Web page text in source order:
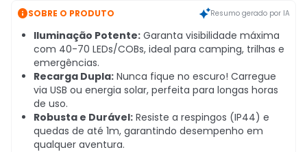
SOBRE O PRODUTO Resumo gerado por IA
Iluminação Potente: Garanta visibilidade máxima
com 40-70 LEDs/COBs, ideal para camping, trilhas e
emergências.
Recarga Dupla: Nunca fique no escuro! Carregue
via USB ou energia solar, perfeita para longas horas
de uso.
Robusta e Durável: Resiste a respingos (IP44) e
quedas de até 1m, garantindo desempenho em
qualquer aventura.